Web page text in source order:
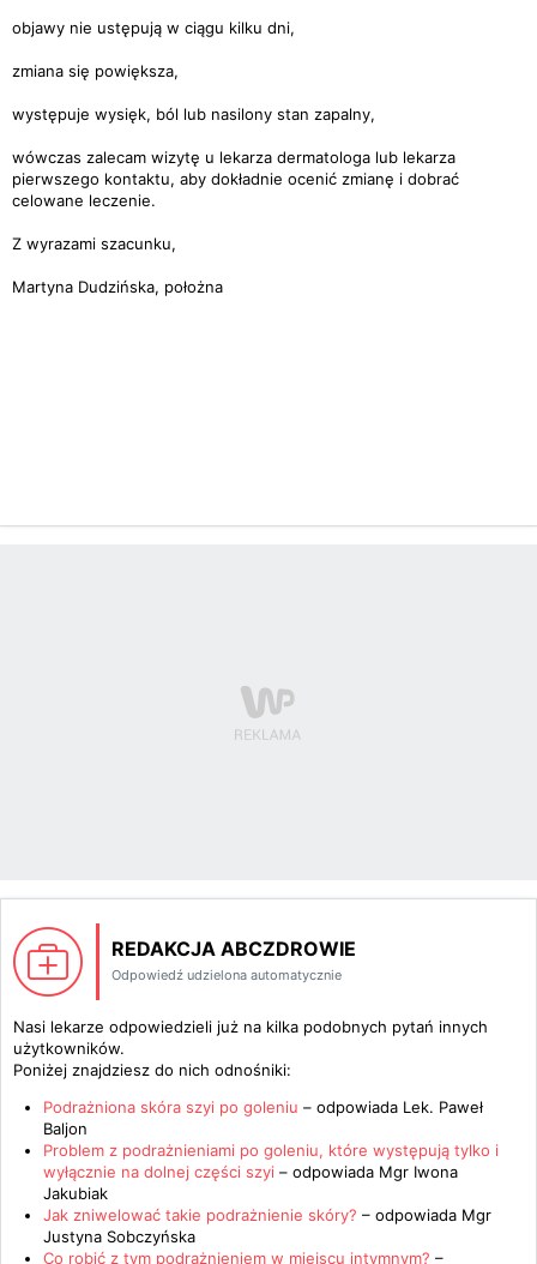
objawy nie ustępują w ciągu kilku dni,
zmiana się powiększa,
występuje wysięk, ból lub nasilony stan zapalny,
wówczas zalecam wizytę u lekarza dermatologa lub lekarza
pierwszego kontaktu, aby dokładnie ocenić zmianę i dobrać
celowane leczenie.
Z wyrazami szacunku,
Martyna Dudzińska, położna
REDAKCJA ABCZDROWIE
Odpowiedź udzielona automatycznie
Nasi lekarze odpowiedzieli już na kilka podobnych pytań innych
użytkowników.
Poniżej znajdziesz do nich odnośniki:
Podrażniona skóra szyi po goleniu – odpowiada Lek. Paweł
Baljon
Problem z podrażnieniami po goleniu, które występują tylko i
wyłącznie na dolnej części szyi – odpowiada Mgr Iwona
Jakubiak
Jak zniwelować takie podrażnienie skóry? – odpowiada Mgr
Justyna Sobczyńska
Co robić z tym podrażnieniem w miejscu intymnym? –